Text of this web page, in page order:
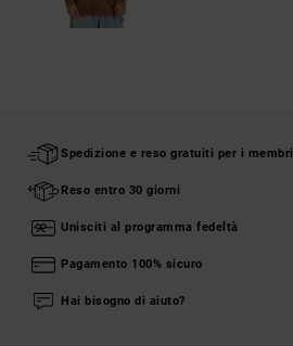
Spedizione e reso gratuiti per i membri
Reso entro 30 giorni
Unisciti al programma fedeltà
Pagamento 100% sicuro
Hai bisogno di aiuto?